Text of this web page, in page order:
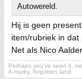
Autowereld.
Hij is geen
item/rubriek in dat
Net als Nico
Perhaps you've seen it,
A murky, forgotten land.